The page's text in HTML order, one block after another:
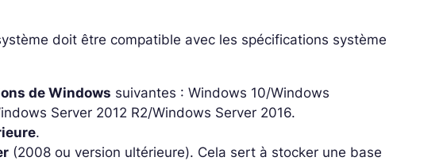
doit être compatible avec les spécifications système
de Windows suivantes : Windows 10/Windows
Server 2012 R2/Windows Server 2016.
.
(2008 ou version ultérieure). Cela sert à stocker une base